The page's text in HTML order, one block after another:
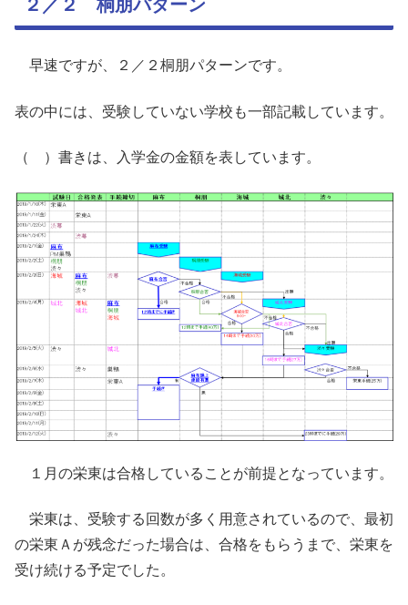
２／２ 桐朋パターン
早速ですが、２／２桐朋パターンです。
表の中には、受験していない学校も一部記載しています。
（ ）書きは、入学金の金額を表しています。
１月の栄東は合格していることが前提となっています。
栄東は、受験する回数が多く用意されているので、最初
の栄東Ａが残念だった場合は、合格をもらうまで、栄東を
受け続ける予定でした。